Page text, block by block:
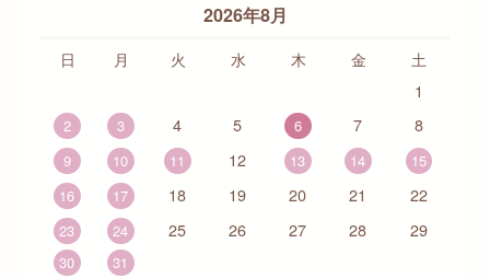
2026年8月
日 月 火 水 木 金
土
1
2 3 4 5 6 7 8
9 10 11 12 13 14
15
16
17 18 19 20 21 22
23 24 25 26 27 28 29
30 31